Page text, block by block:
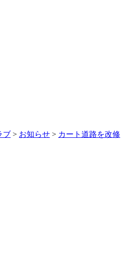
ブ > お知らせ > カート道路を改修